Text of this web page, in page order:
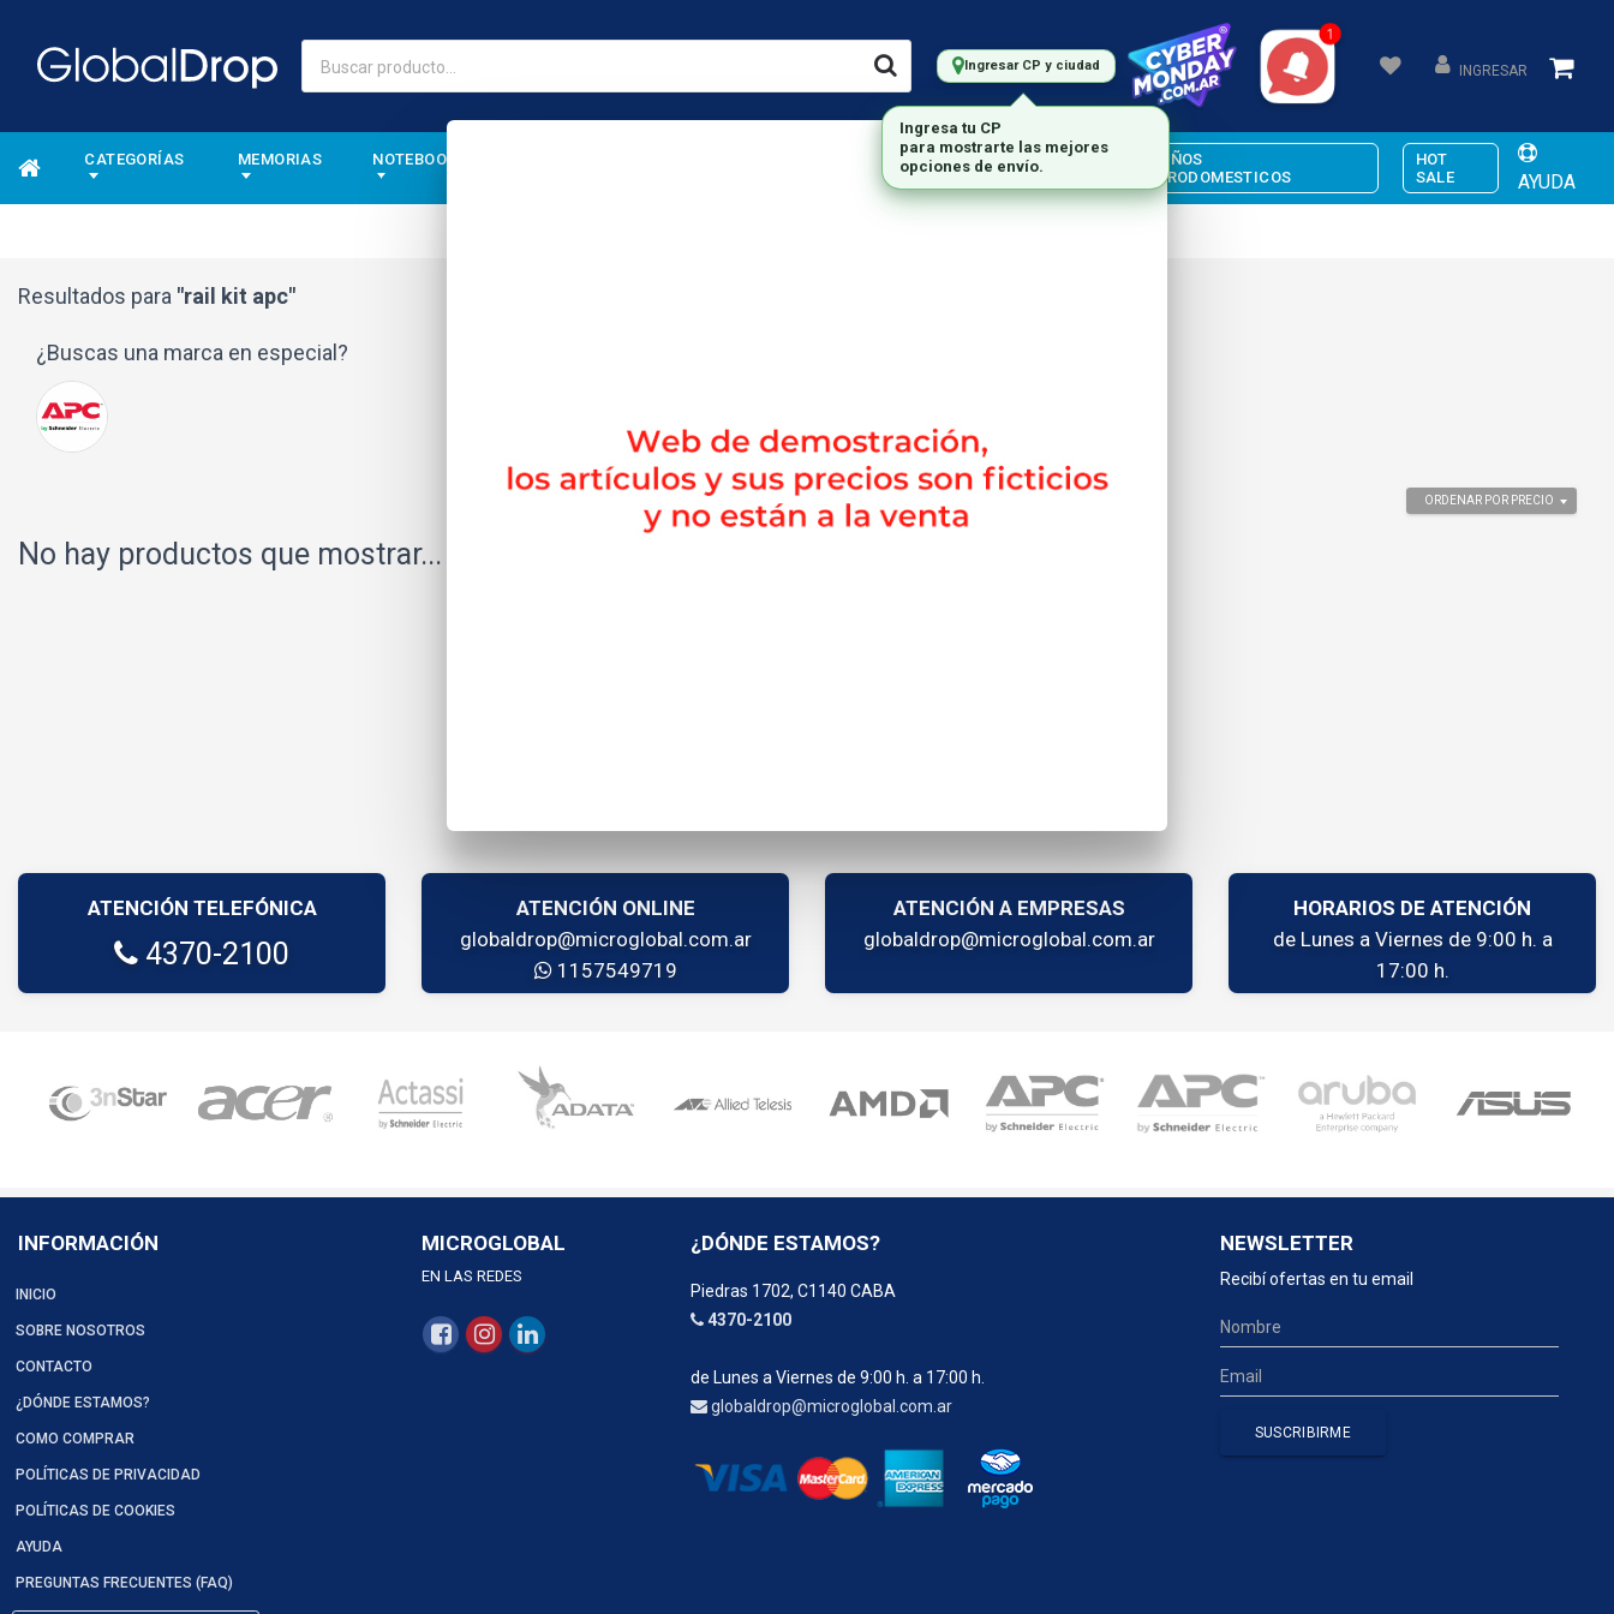
Ingresar CP y ciudad INGRESAR
CATEGORÍAS MEMORIAS NOTEBOOKS MONITORES MARCAS
PEQUEÑOS
ELECTRODOMESTICOS
HOT
SALE
AYUDA
Resultados para "rail kit apc"
¿Buscas una marca en especial?
ORDENAR POR PRECIO
No hay productos que mostrar...
ATENCIÓN TELEFÓNICA
4370-2100
ATENCIÓN ONLINE
globaldrop@microglobal.com.ar
1157549719
ATENCIÓN A EMPRESAS
globaldrop@microglobal.com.ar
HORARIOS DE ATENCIÓN
de Lunes a Viernes de 9:00 h. a
17:00 h.
INFORMACIÓN
INICIO
SOBRE NOSOTROS
CONTACTO
¿DÓNDE ESTAMOS?
COMO COMPRAR
POLÍTICAS DE PRIVACIDAD
POLÍTICAS DE COOKIES
AYUDA
PREGUNTAS FRECUENTES (FAQ)
MICROGLOBAL
EN LAS REDES
¿DÓNDE ESTAMOS?
Piedras 1702, C1140 CABA
4370-2100
de Lunes a Viernes de 9:00 h. a 17:00 h.
globaldrop@microglobal.com.ar
NEWSLETTER
Recibí ofertas en tu email
Ingresa tu CP
para mostrarte las mejores
opciones de envío.